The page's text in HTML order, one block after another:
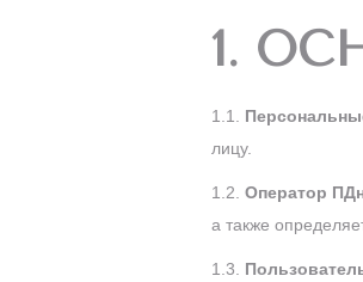
1.
1.1.
лицу.
1.2. Оператор
а также
1.3.